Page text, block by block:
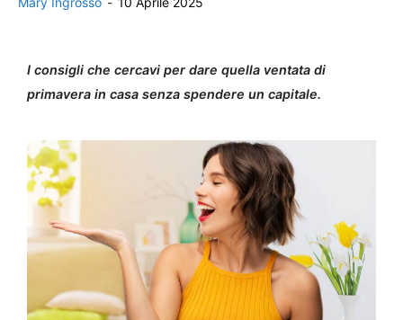
I consigli che cercavi per dare quella ventata di
primavera in casa senza spendere un capitale.